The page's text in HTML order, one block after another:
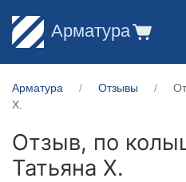
Арматура
Арматура Отзывы
Х.
Отзыв, по
Татьяна Х.